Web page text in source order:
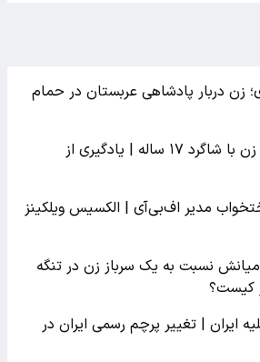
زن دربار پادشاهی عربستان در حمام
رسوایی جنسی معلم زن با شاگرد ۱۷ ساله | یادگیری از
مدیر اف‌بی‌آی | الکسیس ویلکینز
نسبت به یک سرباز زن در تنگه
کیست؟
ایران | تغییر پرچم رسمی ایران در